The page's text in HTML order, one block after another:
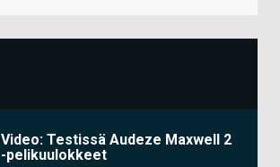
Video: Testissä Audeze Maxwell 2
-pelikuulokkeet